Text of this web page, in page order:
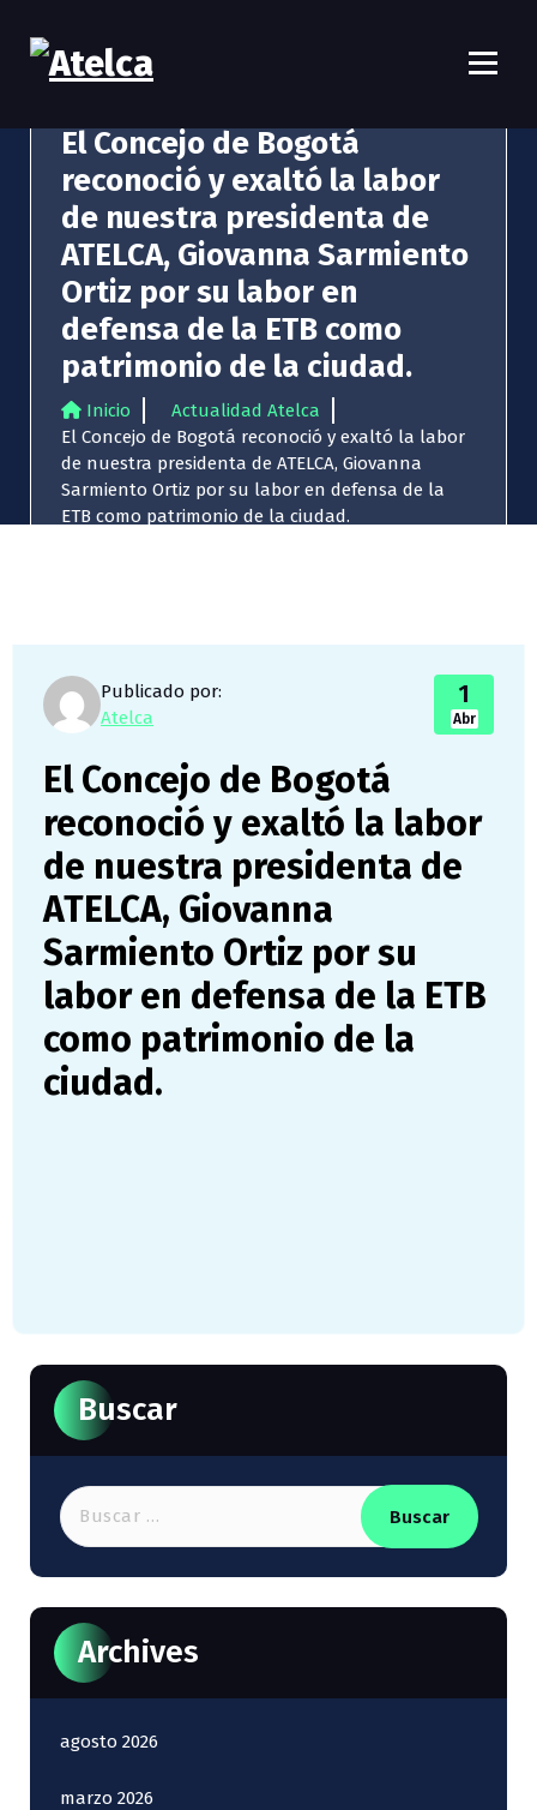
El Concejo de Bogotá
reconoció y exaltó la labor
de nuestra presidenta de
ATELCA, Giovanna Sarmiento
Ortiz por su labor en
defensa de la ETB como
patrimonio de la ciudad.
Inicio
Actualidad Atelca
El Concejo de Bogotá reconoció y exaltó la labor
de nuestra presidenta de ATELCA, Giovanna
Sarmiento Ortiz por su labor en defensa de la
ETB como patrimonio de la ciudad.
Publicado por:
Atelca
1
Abr
El Concejo de Bogotá
reconoció y exaltó la labor
de nuestra presidenta de
ATELCA, Giovanna
Sarmiento Ortiz por su
labor en defensa de la ETB
como patrimonio de la
ciudad.
Buscar
Buscar:
Archives
agosto 2026
marzo 2026